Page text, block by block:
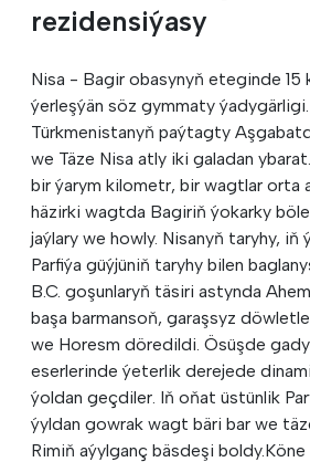
rezidensiýasy
Nisa - Bagir obasynyň eteginde 15
ýerleşýän söz gymmaty
Türkmenistanyň paýtagty
we Täze Nisa atly iki galadan
bir ýarym kilometr, bir wagtlar orta
häzirki wagtda Bagiriň ýokarky
jaýlary we howly. Nisanyň taryhy, iň
Parfiýa güýjüniň taryhy bilen
B.C. goşunlaryň täsiri astynda
başa barmansoň, garaşsyz
we Horesm döredildi. Ösüşde
eserlerinde ýeterlik derejede
ýoldan geçdiler. Iň oňat üstünlik
ýyldan gowrak wagt bäri bar we
Rimiň aýylganç bäsdeşi